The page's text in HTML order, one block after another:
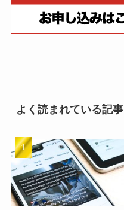
よく読まれている記事